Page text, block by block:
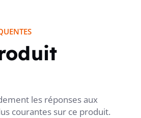
les réponses aux
courantes sur ce produit.